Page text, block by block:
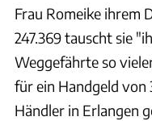
Frau Romeike ihrem
247.369 tauscht sie
Weggefährte so
für ein Handgeld
Händler in Erlangen